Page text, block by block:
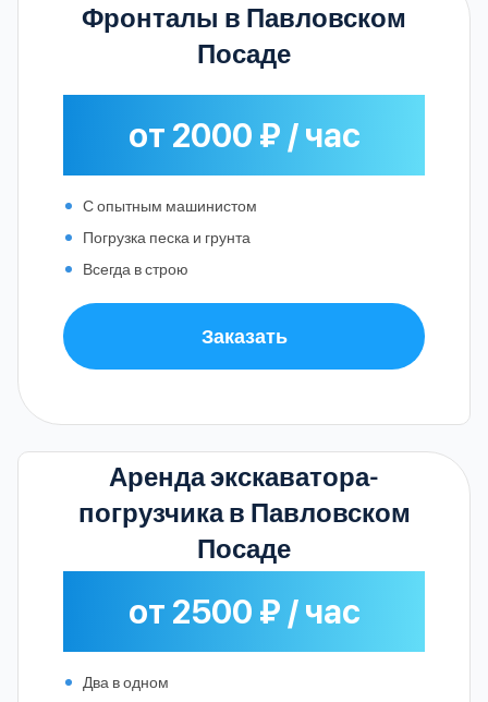
Фронталы в Павловском
Посаде
от 2000 ₽ / час
С опытным машинистом
Погрузка песка и грунта
Всегда в строю
Заказать
Аренда экскаватора-
погрузчика в Павловском
Посаде
от 2500 ₽ / час
Два в одном